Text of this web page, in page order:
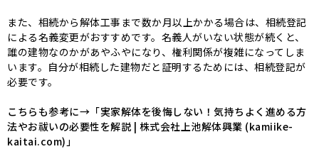
また、相続から解体工事まで数か月以上かかる場合は、相続登記
による名義変更がおすすめです。名義人がいない状態が続くと、
誰の建物なのかがあやふやになり、権利関係が複雑になってしま
います。自分が相続した建物だと証明するためには、相続登記が
必要です。
こちらも参考に→「実家解体を後悔しない！気持ちよく進める方
法やお祓いの必要性を解説 | 株式会社上池解体興業 (kamiike-
kaitai.com) 」